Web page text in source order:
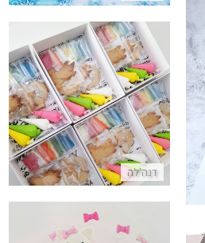
דנה'לה
מארזי עוגיות לקישוט חד קרן
התקשר/י